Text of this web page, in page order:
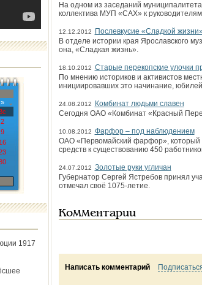
»
2
9
16
1917
На одном из заседаний
коллектива МУП «САХ» к руководителям
12.12.2012
Послевкусие «Сладкой
В отделе истории края Ярославского
она, «Сладкая жизнь».
18.10.2012 Старые перекопские улочки
По мнению историков и активистов
инициировавших это начинание,
24.08.2012
Комбинат людьми славен
Сегодня ОАО «Комбинат «Красный
10.08.2012 Фарфор – под наблюдением
ОАО «Первомайский фарфор», который
средств к существованию 450
24.07.2012 Золотые руки угличан
Губернатор Сергей Ястребов принял
отмечал своё 1075-летие.
Комментарии
Написать комментарий